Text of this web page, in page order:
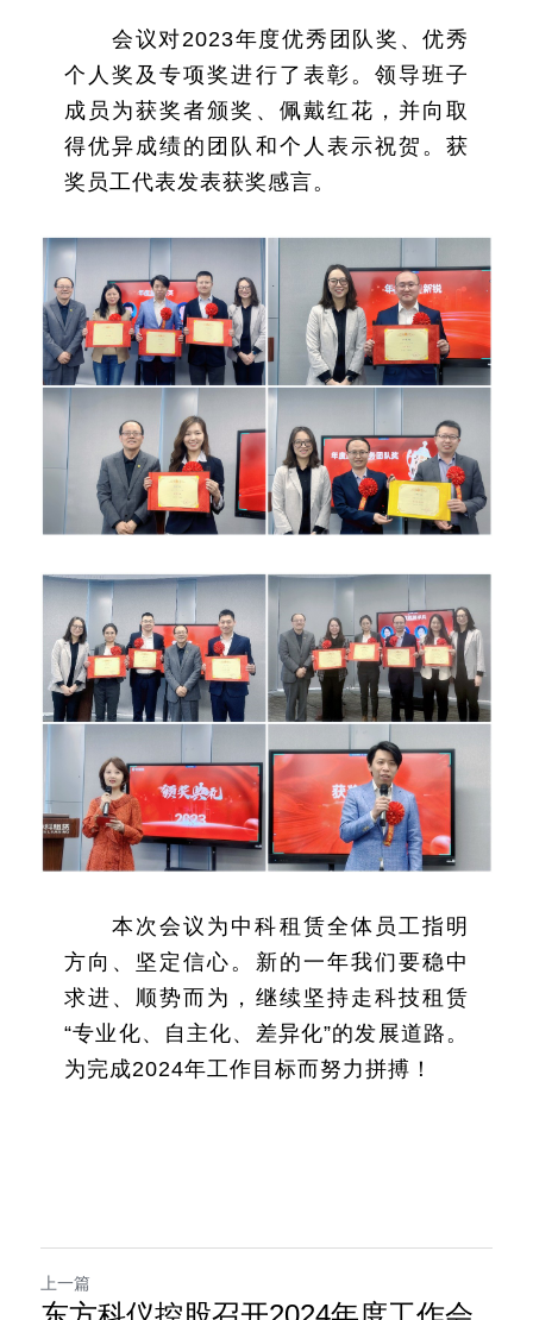
会议对2023年度优秀团队奖、优秀
个人奖及专项奖进行了表彰。领导班子
成员为获奖者颁奖、佩戴红花，并向取
得优异成绩的团队和个人表示祝贺。获
奖员工代表发表获奖感言。
本次会议为中科租赁全体员工指明
方向、坚定信心。新的一年我们要稳中
求进、顺势而为，继续坚持走科技租赁
“专业化、自主化、差异化”的发展道路。
为完成2024年工作目标而努力拼搏！
上一篇